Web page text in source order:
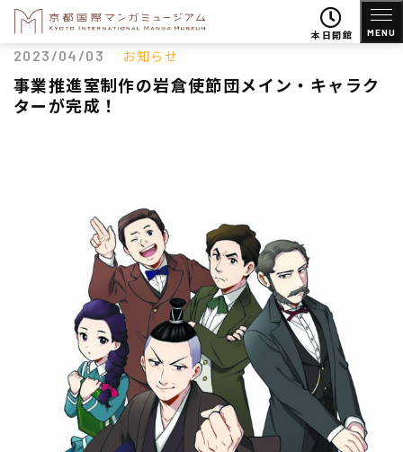
本日開館 MENU
2023/04/03 お知らせ
事業推進室制作の岩倉使節団メイン・キャラク
ターが完成！